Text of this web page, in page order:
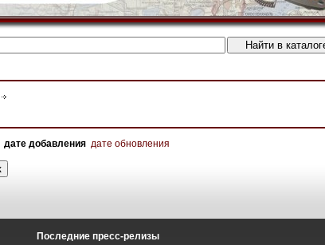
дате добавления дате обновления
Последние пресс-релизы